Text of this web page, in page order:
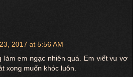
2017 at 5:56 AM
làm em ngạc nhiên quá. Em viết vu vơ
xong muốn khóc luôn.